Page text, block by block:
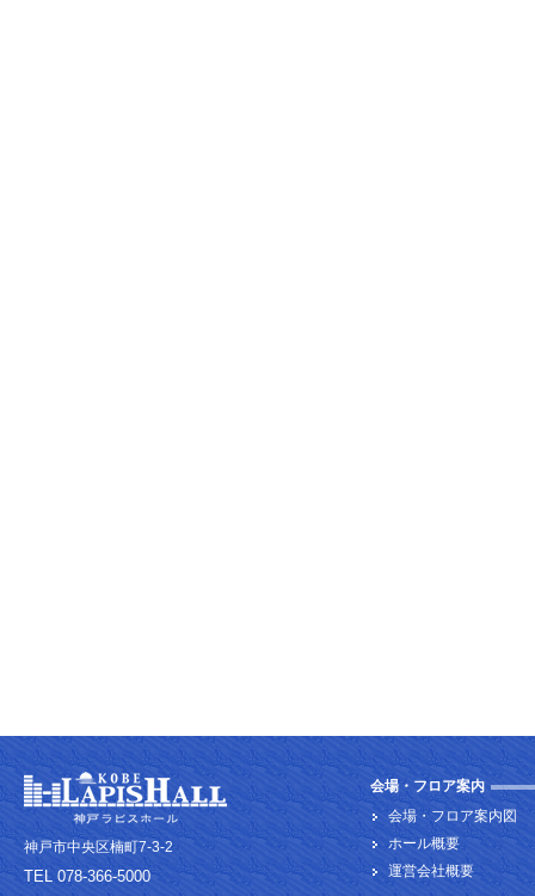
神戸市中央区楠町7-3-2
TEL 078-366-5000
会場・フロア案内
会場・フロア案内図
ホール概要
運営会社概要